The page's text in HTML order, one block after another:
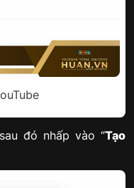
đó nhấp vào “Tạo